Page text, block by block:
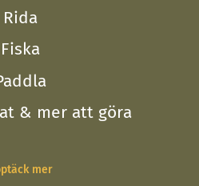
Rida
Fiska
& mer att göra
mer